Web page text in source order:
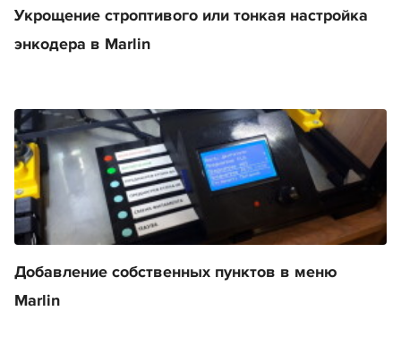
Укрощение строптивого или тонкая настройка
энкодера в Marlin
Добавление собственных пунктов в меню
Marlin